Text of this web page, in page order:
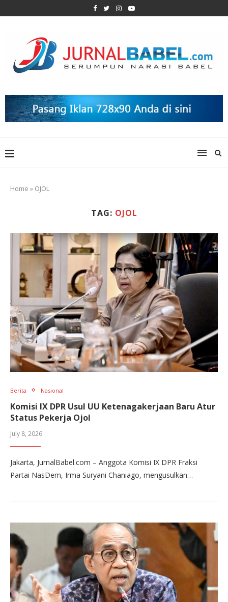
Home » OJOL
TAG: OJOL
Berita Nasional
Komisi IX DPR Usul UU Ketenagakerjaan Baru Atur
Status Pekerja Ojol
July 8, 2026
Jakarta, JurnalBabel.com – Anggota Komisi IX DPR Fraksi
Partai NasDem, Irma Suryani Chaniago, mengusulkan…